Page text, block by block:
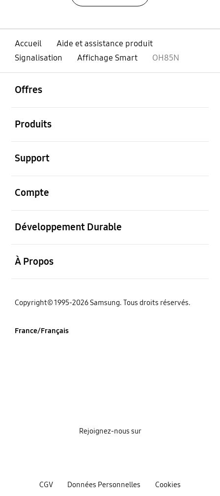
Accueil
Aide et assistance produit
Signalisation
Affichage Smart OH85N
Offres
Produits
Support
Compte
Développement Durable
À Propos
‌Copyright© 1995-2026 Samsung. Tous droits réservés.
France/Français
CGV Données Personnelles Cookies
Rejoignez-nous sur